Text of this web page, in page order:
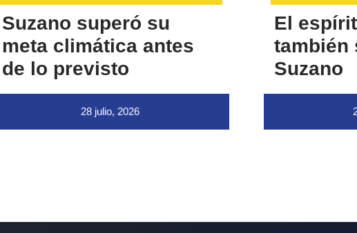
Suzano superó su
meta climática antes
de lo previsto
28 julio, 2026
El
también
Suzano